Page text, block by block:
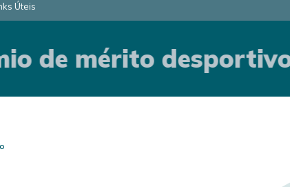
Úteis
de mérito desportivo